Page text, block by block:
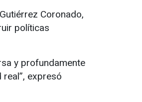
Coronado,
políticas
y profundamente
expresó